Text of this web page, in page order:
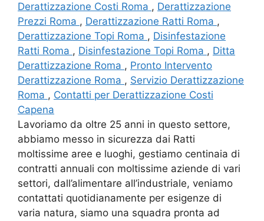
Derattizzazione Costi Roma , Derattizzazione
Prezzi Roma , Derattizzazione Ratti Roma ,
Derattizzazione Topi Roma , Disinfestazione
Ratti Roma , Disinfestazione Topi Roma , Ditta
Derattizzazione Roma , Pronto Intervento
Derattizzazione Roma , Servizio Derattizzazione
Roma , Contatti per Derattizzazione Costi
Capena
Lavoriamo da oltre 25 anni in questo settore,
abbiamo messo in sicurezza dai Ratti
moltissime aree e luoghi, gestiamo centinaia di
contratti annuali con moltissime aziende di vari
settori, dall’alimentare all’industriale, veniamo
contattati quotidianamente per esigenze di
varia natura, siamo una squadra pronta ad